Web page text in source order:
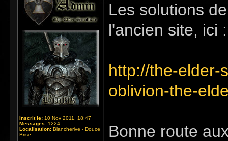
Inscrit le: 10 Nov 2011, 18:47
Messages: 1224
Localisation: Blancherive - Douce
Brise
Les solutions
l'ancien site, ici :
http://the-elder-
oblivion-the-
Bonne route